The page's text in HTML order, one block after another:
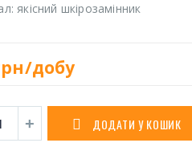
якісний шкірозамінник
добу
ДОДАТИ У КОШИК